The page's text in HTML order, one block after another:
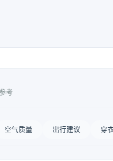
考
空气质量 出行建议 穿